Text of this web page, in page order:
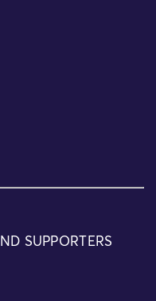
SUPPORTERS